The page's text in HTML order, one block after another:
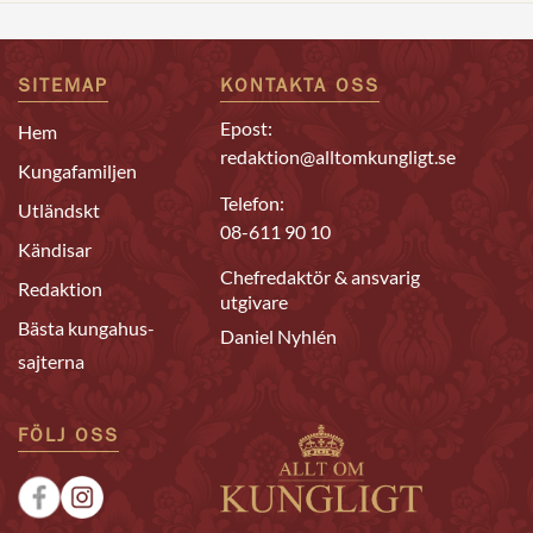
SITEMAP
Hem
Kungafamiljen
Utländskt
Kändisar
Redaktion
Bästa kungahus-
sajterna
KONTAKTA OSS
Epost:
redaktion@alltomkungligt.se
Telefon:
08-611 90 10
Chefredaktör & ansvarig
utgivare
Daniel Nyhlén
FÖLJ OSS